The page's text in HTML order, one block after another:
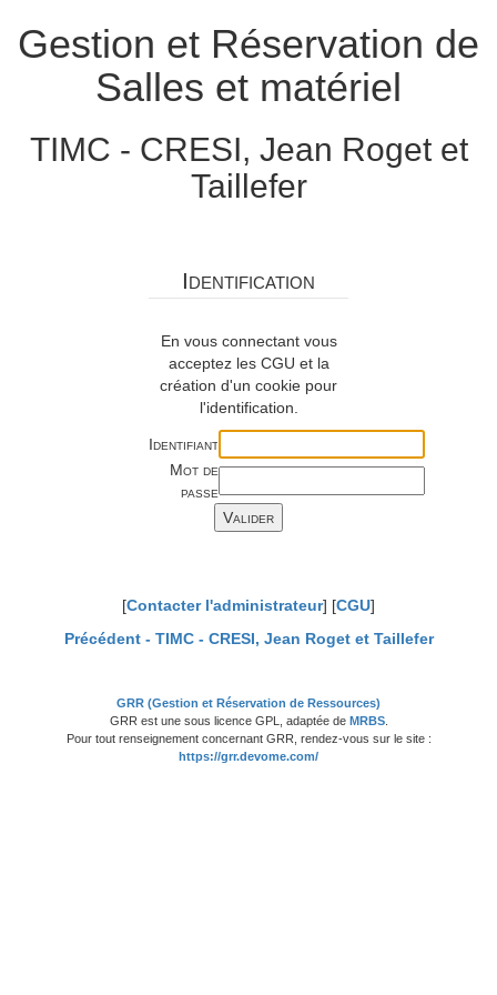
Gestion et Réservation de
Salles et matériel
TIMC - CRESI, Jean Roget et
Taillefer
Identification
En vous connectant vous
acceptez les CGU et la
création d'un cookie pour
l'identification.
Identifiant
Mot de
passe
[Contacter l'administrateur] [CGU]
Précédent - TIMC - CRESI, Jean Roget et Taillefer
GRR (Gestion et Réservation de Ressources)
GRR est une sous licence GPL, adaptée de MRBS.
Pour tout renseignement concernant GRR, rendez-vous sur le site :
https://grr.devome.com/